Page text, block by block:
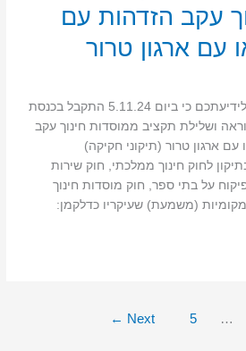
עקב הזדהות עם
עם ארגון טרור
עדכון חקיקה הרינו להביא לידיעתכם כי ביום 5.11.24 התקבל בכנסת
ושלילת תקציב ממוסדות חינוך עקב
ארגון טרור (תיקוני חקיקה)
בתיקון לחוק חינוך ממלכתי, חוק שירות
על בתי ספר, חוק מוסדות חינוך
(משמעת) שעיקריו כדלקמן:
…
5
Next
←